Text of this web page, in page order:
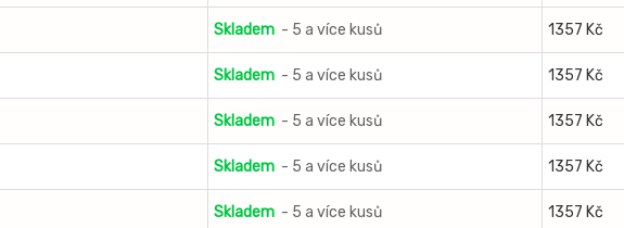
Skladem - 5 a více kusů 1357 Kč
Skladem - 5 a více kusů 1357 Kč
Skladem - 5 a více kusů 1357 Kč
Skladem - 5 a více kusů 1357 Kč
Skladem - 5 a více kusů 1357 Kč